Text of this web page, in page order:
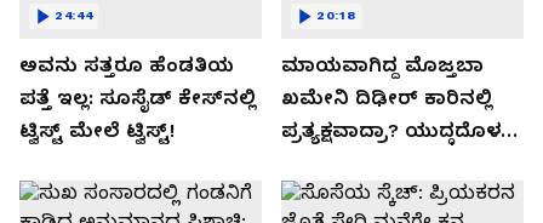
ಅವನು ಸತ್ತರೂ ಹೆಂಡತಿಯ
ಪತ್ತೆ ಇಲ್ಲ: ಸೂಸೈಡ್​​ ಕೇಸ್​​ನಲ್ಲಿ
ಟ್ವಿಸ್ಟ್​ ಮೇಲೆ ಟ್ವಿಸ್ಟ್!
24:44
ಮಾಯವಾಗಿದ್ದ ಮೊಜ್ತಬಾ
ಖಮೇನಿ ದಿಢೀರ್ ಕಾರಿನಲ್ಲಿ
ಪ್ರತ್ಯಕ್ಷವಾದ್ರಾ? ಯುದ್ಧದೊಳಗೆ
20:18